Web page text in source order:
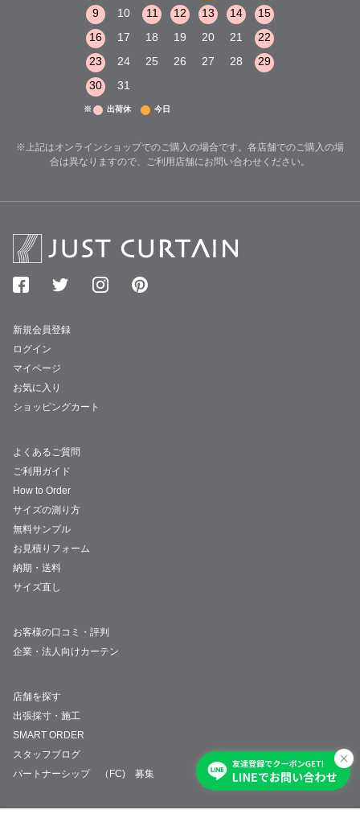
9
10 11 12 13 14
15
16
17 18 19 20 21
22
23
24 25 26 27 28
29
30
31
※ 出荷休 今日
※上記はオンラインショップでのご購入の場合です。各店舗でのご購入の場
合は異なりますので、ご利用店舗にお問い合わせください。
新規会員登録
ログイン
マイページ
お気に入り
ショッピングカート
よくあるご質問
ご利用ガイド
How to Order
サイズの測り方
無料サンプル
お見積りフォーム
納期・送料
サイズ直し
お客様の口コミ・評判
企業・法人向けカーテン
店舗を探す
出張採寸・施工
SMART ORDER
スタッフブログ
パートナーシップ （FC) 募集